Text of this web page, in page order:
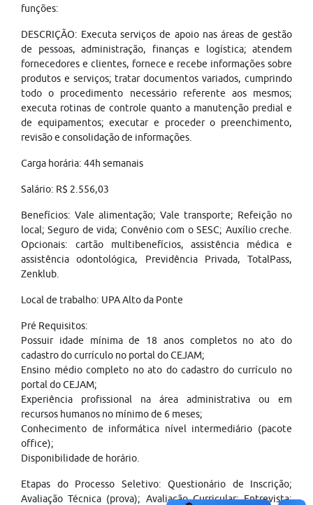
funções:
DESCRIÇÃO: Executa serviços de apoio nas áreas de gestão
de pessoas, administração, finanças e logística; atendem
fornecedores e clientes, fornece e recebe informações sobre
produtos e serviços; tratar documentos variados, cumprindo
todo o procedimento necessário referente aos mesmos;
executa rotinas de controle quanto a manutenção predial e
de equipamentos; executar e proceder o preenchimento,
revisão e consolidação de informações.
Carga horária: 44h semanais
Salário: R$ 2.556,03
Benefícios: Vale alimentação; Vale transporte; Refeição no
local; Seguro de vida; Convênio com o SESC; Auxílio creche.
Opcionais: cartão multibenefícios, assistência médica e
assistência odontológica, Previdência Privada, TotalPass,
Zenklub.
Local de trabalho: UPA Alto da Ponte
Pré Requisitos:
Possuir idade mínima de 18 anos completos no ato do
cadastro do currículo no portal do CEJAM;
Ensino médio completo no ato do cadastro do currículo no
portal do CEJAM;
Experiência profissional na área administrativa ou em
recursos humanos no mínimo de 6 meses;
Conhecimento de informática nível intermediário (pacote
office);
Disponibilidade de horário.
Etapas do Processo Seletivo: Questionário de Inscrição;
Avaliação Técnica (prova); Avaliação Curricular; Entrevista;